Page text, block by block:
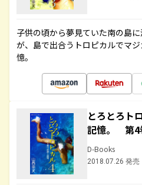
子供の頃から夢見ていた南の島
が、島で出合うトロピカルでマ
憶。
とろとろト
記憶。 第4
D-Books
2018.07.26 発売